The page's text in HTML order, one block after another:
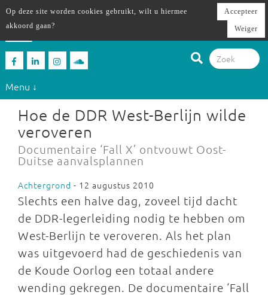
Menu ↓
Hoe de DDR West-Berlijn wilde
veroveren
Documentaire ‘Fall X’ ontvouwt Oost-
Duitse aanvalsplannen
Achtergrond - 12 augustus 2010
Slechts een halve dag, zoveel tijd dacht
de DDR-legerleiding nodig te hebben om
West-Berlijn te veroveren. Als het plan
was uitgevoerd had de geschiedenis van
de Koude Oorlog een totaal andere
wending gekregen. De documentaire ‘Fall
Op deze site worden cookies gebruikt, wilt u hiermee
akkoord gaan?
Accepteer
Weiger